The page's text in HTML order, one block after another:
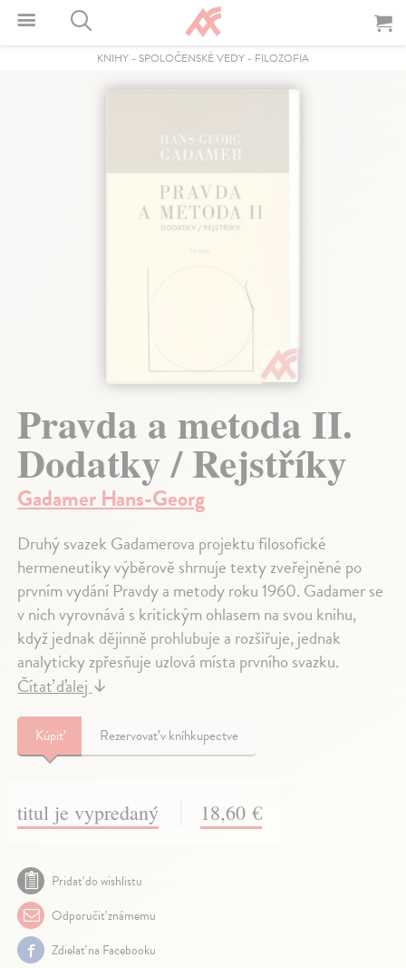
KNIHY - SPOLOČENSKÉ VEDY - FILOZOFIA
Pravda a metoda II.
Dodatky / Rejstříky
Gadamer Hans-Georg
Druhý svazek Gadamerova projektu filosofické
hermeneutiky výběrově shrnuje texty zveřejněné po
prvním vydání Pravdy a metody roku 1960. Gadamer se
v nich vyrovnává s kritickým ohlasem na svou knihu,
když jednak dějinně prohlubuje a rozšiřuje, jednak
analyticky zpřesňuje uzlová místa prvního svazku.
Čítať ďalej↓
Kúpiť Rezervovať v kníhkupectve
titul je vypredaný 18,60 €
Pridať do wishlistu
Odporučiť známemu
Zdielať na Facebooku